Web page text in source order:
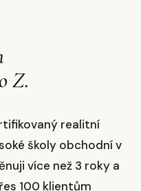
Z.
realitní
školy obchodní v
více než 3 roky a
100 klientům